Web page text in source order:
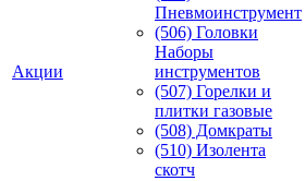
Акции
Пневмоинструмент
(506) Головки
Наборы
инструментов
(507) Горелки и
плитки газовые
(508) Домкраты
(510) Изолента
скотч